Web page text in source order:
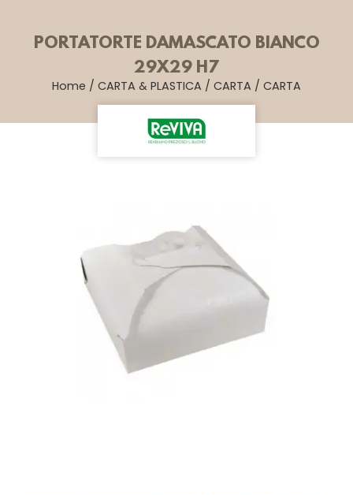
PORTATORTE DAMASCATO BIANCO
29X29 H7
Home / CARTA & PLASTICA / CARTA / CARTA